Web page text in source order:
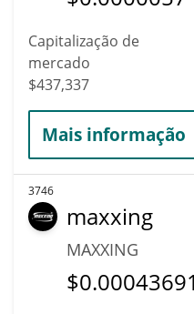
Capitalização de
mercado
$437,337
Mais informação
3746
maxxing
MAXXING
$0.00043691